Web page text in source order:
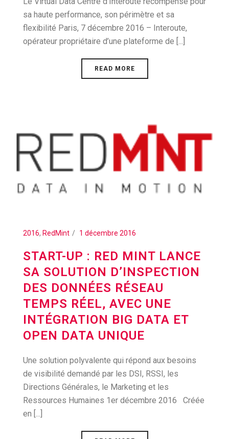
sa haute performance, son périmètre et sa
flexibilité Paris, 7 décembre 2016 – Interoute,
opérateur propriétaire d’une plateforme de [...]
READ MORE
2016, RedMint 1 décembre 2016
START-UP : RED MINT LANCE
SA SOLUTION D’INSPECTION
DES DONNÉES RÉSEAU
TEMPS RÉEL, AVEC UNE
INTÉGRATION BIG DATA ET
OPEN DATA UNIQUE
Une solution polyvalente qui répond aux besoins
de visibilité demandé par les DSI, RSSI, les
Directions Générales, le Marketing et les
Ressources Humaines 1er décembre 2016 Créée
en [...]